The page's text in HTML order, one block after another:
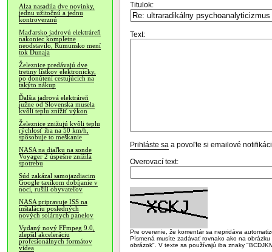
Alza nasadila dve novinky,
jednu užitočnú a jednu
kontroverznú
Maďarsko jadrovú elektráreň
nakoniec kompletne
neodstavilo, Rumunsko mení
tok Dunaja
Železnice predávajú dve
tretiny lístkov elektronicky,
po donútení cestujúcich na
takýto nákup
Ďalšia jadrová elektráreň
južne od Slovenska musela
kvôli teplu znížiť výkon
Železnice znižujú kvôli teplu
rýchlosť iba na 50 km/h,
spôsobuje to meškanie
NASA na diaľku na sonde
Voyager 2 úspešne znížila
spotrebu
Súd zakázal samojazdiacim
Google taxíkom dobíjanie v
noci, rušili obyvateľov
NASA pripravuje ISS na
inštaláciu posledných
nových solárnych panelov
Vydaný nový FFmpeg 9.0,
zlepšil akceleráciu
profesionálnych formátov
videa
Titulok:
Text:
Prihláste sa a povoľte si emailové
Overovací text:
Pre overenie, že komentár sa nepridáva
Písmená musíte zadávať rovnako ako na
obrázok". V texte sa používajú iba znaky